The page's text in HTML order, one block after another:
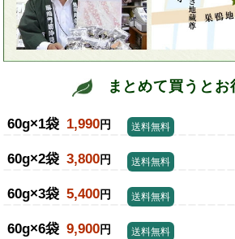
まとめて買うとお
60g×1袋 1,990円 送料無料
60g×2袋 3,800円 送料無料
60g×3袋 5,400円 送料無料
60g×6袋 9,900円 送料無料